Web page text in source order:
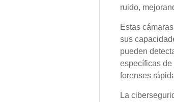
ruido,
Estas
sus
pueden
específicas de
forenses
La